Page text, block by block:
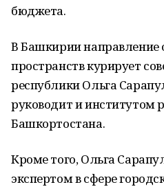
бюджета.
В Башкирии направление
пространств курирует
республики Ольга
руководит и институтом
Башкортостана.
Кроме того, Ольга
экспертом в сфере